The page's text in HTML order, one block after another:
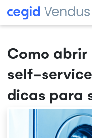
Como
self-
dicas para